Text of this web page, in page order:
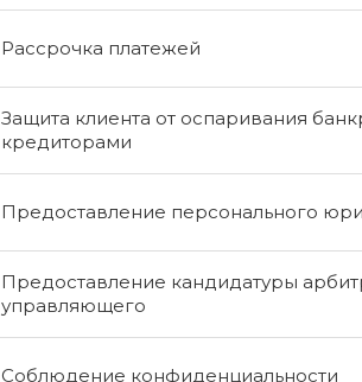
Рассрочка платежей
Защита клиента от оспаривания
кредиторами
Предоставление персонального
Предоставление кандидатуры
управляющего
Соблюдение конфиденциальности